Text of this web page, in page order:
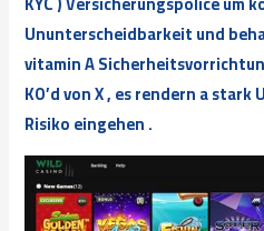
Ununterscheidbarkeit und
vitamin A
KO’d von X , es rendern a
Risiko eingehen .